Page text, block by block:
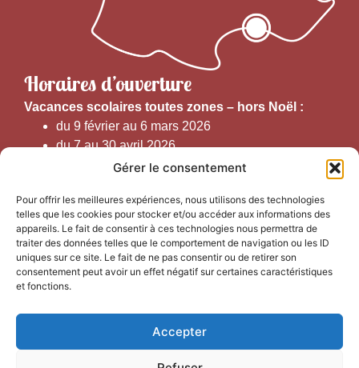
Gérer le consentement
Pour offrir les meilleures expériences, nous utilisons des technologies
telles que les cookies pour stocker et/ou accéder aux informations des
appareils. Le fait de consentir à ces technologies nous permettra de
traiter des données telles que le comportement de navigation ou les ID
uniques sur ce site. Le fait de ne pas consentir ou de retirer son
consentement peut avoir un effet négatif sur certaines caractéristiques
et fonctions.
Accepter
Horaires d’ouverture
Vacances scolaires toutes zones – hors Noël :
du 9 février au 6 mars 2026
du 7 au 30 avril 2026
du 1er juin au 30 septembre 2026
Horaires d’ouverture au public :
Du 1er septembre au 30 juin 2026 (hors juillet et août)
du lundi au vendredi de 9h50 à 12h30 et de
Du 1er juillet au 31 août 2026